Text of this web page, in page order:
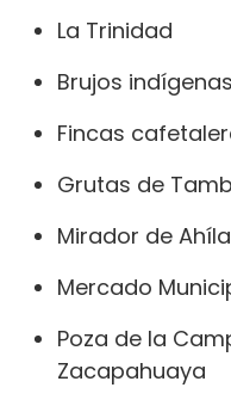
La Trinidad
Brujos indígenas
Fincas
Grutas de
Mirador de Ahíla
Mercado
Poza de la
Zacapahuaya